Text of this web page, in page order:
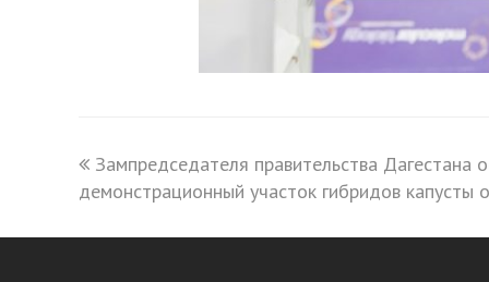
previous
post:
Зампредседателя правительства Дагестана
демонстрационный участок гибридов капусты